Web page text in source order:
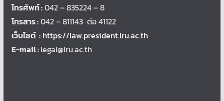
โทรศัพท์ :042 – 835224 – 8
โทรสาร :042 – 811143 ต่อ 41122
เว็บไซต์ : https://law.president.lru.ac.th
E-mail :legal@lru.ac.th